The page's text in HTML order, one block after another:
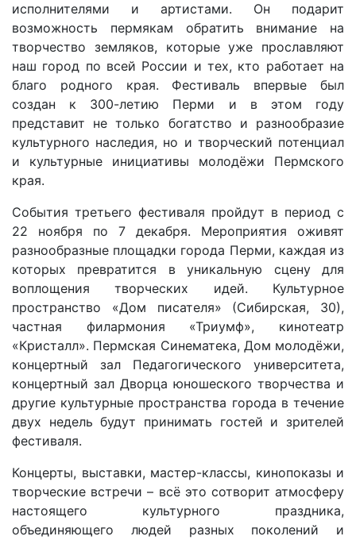
исполнителями и артистами. Он подарит
возможность пермякам обратить внимание на
творчество земляков, которые уже прославляют
наш город по всей России и тех, кто работает на
благо родного края. Фестиваль впервые был
создан к 300-летию Перми и в этом году
представит не только богатство и разнообразие
культурного наследия, но и творческий потенциал
и культурные инициативы молодёжи Пермского
края.
События третьего фестиваля пройдут в период с
22 ноября по 7 декабря. Мероприятия оживят
разнообразные площадки города Перми, каждая из
которых превратится в уникальную сцену для
воплощения творческих идей. Культурное
пространство «Дом писателя» (Сибирская, 30),
частная филармония «Триумф», кинотеатр
«Кристалл». Пермская Синематека, Дом молодёжи,
концертный зал Педагогического университета,
концертный зал Дворца юношеского творчества и
другие культурные пространства города в течение
двух недель будут принимать гостей и зрителей
фестиваля.
Концерты, выставки, мастер-классы, кинопоказы и
творческие встречи – всё это сотворит атмосферу
настоящего культурного праздника,
объединяющего людей разных поколений и